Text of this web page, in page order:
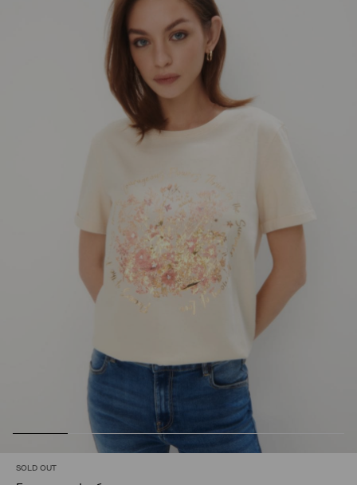
SOLD OUT